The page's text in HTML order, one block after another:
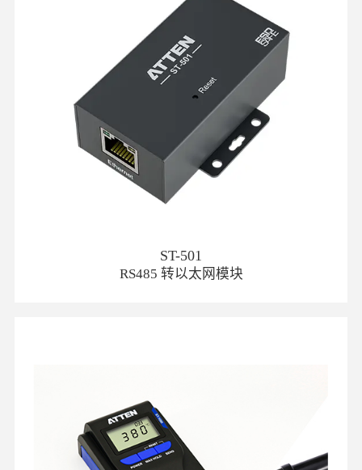
ST-501
RS485 转以太网模块